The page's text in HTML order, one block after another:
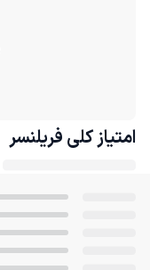
امتیاز کلی فریلنسر